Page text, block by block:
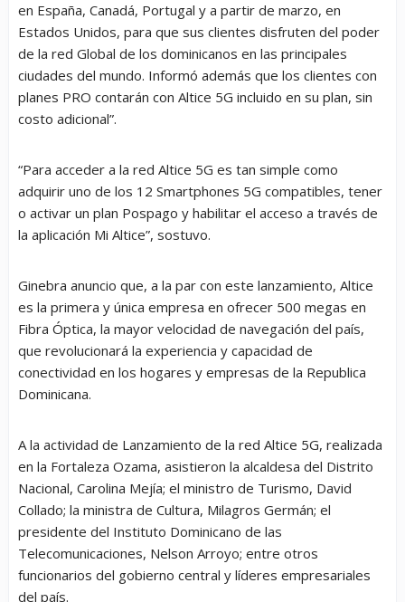
en España, Canadá, Portugal y a partir de marzo, en
Estados Unidos, para que sus clientes disfruten del poder
de la red Global de los dominicanos en las principales
ciudades del mundo. Informó además que los clientes con
planes PRO contarán con Altice 5G incluido en su plan, sin
costo adicional”.
“Para acceder a la red Altice 5G es tan simple como
adquirir uno de los 12 Smartphones 5G compatibles, tener
o activar un plan Pospago y habilitar el acceso a través de
la aplicación Mi Altice”, sostuvo.
Ginebra anuncio que, a la par con este lanzamiento, Altice
es la primera y única empresa en ofrecer 500 megas en
Fibra Óptica, la mayor velocidad de navegación del país,
que revolucionará la experiencia y capacidad de
conectividad en los hogares y empresas de la Republica
Dominicana.
A la actividad de Lanzamiento de la red Altice 5G, realizada
en la Fortaleza Ozama, asistieron la alcaldesa del Distrito
Nacional, Carolina Mejía; el ministro de Turismo, David
Collado; la ministra de Cultura, Milagros Germán; el
presidente del Instituto Dominicano de las
Telecomunicaciones, Nelson Arroyo; entre otros
funcionarios del gobierno central y líderes empresariales
del país.